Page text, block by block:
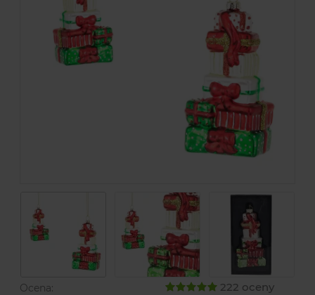
Ocena: 222 oceny